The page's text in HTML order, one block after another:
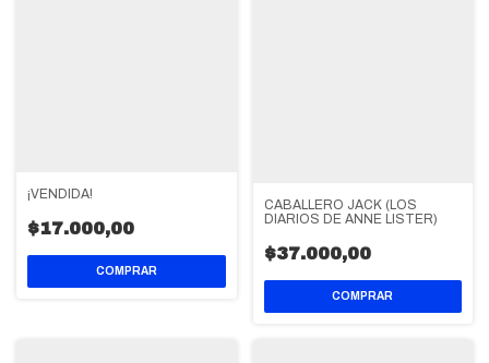
¡VENDIDA!
$17.000,00
CABALLERO JACK (LOS
DIARIOS DE ANNE LISTER)
$37.000,00